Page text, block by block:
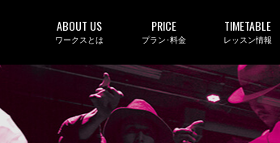
ABOUT US
ワークスとは
PRICE
プラン･料金
TIMETABLE
レッスン情報